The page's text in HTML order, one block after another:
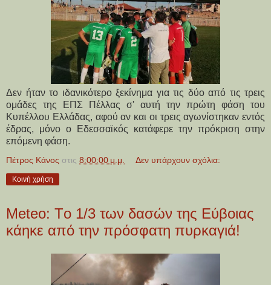
Δεν ήταν το ιδανικότερο ξεκίνημα για τις δύο από τις τρεις
ομάδες της ΕΠΣ Πέλλας σ' αυτή την πρώτη φάση του
Κυπέλλου Ελλάδας, αφού αν και οι τρεις αγωνίστηκαν εντός
έδρας, μόνο ο Εδεσσαϊκός κατάφερε την πρόκριση στην
επόμενη φάση.
Πέτρος Κάνος στις 8:00:00 μ.μ. Δεν υπάρχουν σχόλια:
Κοινή χρήση
Meteo: Τo 1/3 των δασών της Εύβοιας
κάηκε από την πρόσφατη πυρκαγιά!